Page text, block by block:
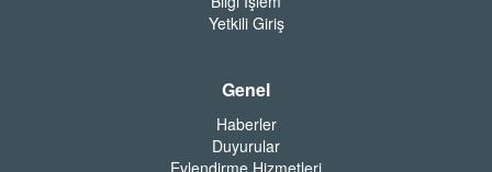
Yetkili Giriş
Genel
Haberler
Duyurular
Evlendirme Hizmetleri